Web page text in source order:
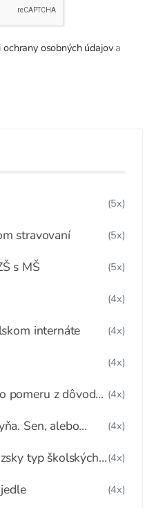
ochrany osobných údajova
(5x)
stravovaní (5x)
s MŠ (5x)
(4x)
internáte (4x)
(4x)
pomeru z dôvodu (4x)
Sen, alebo
(4x)
typ školských
(4x)
(4x)